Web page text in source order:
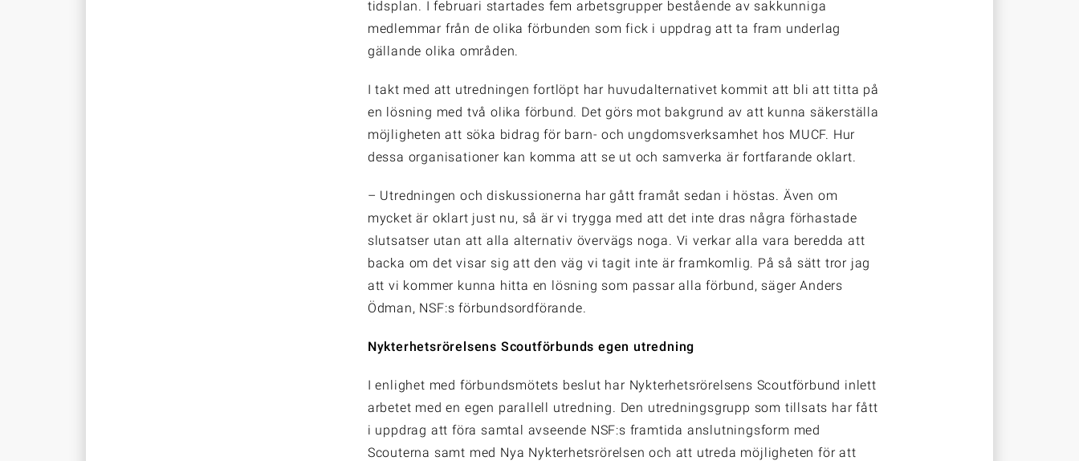
tidsplan. I februari startades fem arbetsgrupper bestående av sakkunniga
medlemmar från de olika förbunden som fick i uppdrag att ta fram underlag
gällande olika områden.
I takt med att utredningen fortlöpt har huvudalternativet kommit att bli att titta på
en lösning med två olika förbund. Det görs mot bakgrund av att kunna säkerställa
möjligheten att söka bidrag för barn- och ungdomsverksamhet hos MUCF. Hur
dessa organisationer kan komma att se ut och samverka är fortfarande oklart.
– Utredningen och diskussionerna har gått framåt sedan i höstas. Även om
mycket är oklart just nu, så är vi trygga med att det inte dras några förhastade
slutsatser utan att alla alternativ övervägs noga. Vi verkar alla vara beredda att
backa om det visar sig att den väg vi tagit inte är framkomlig. På så sätt tror jag
att vi kommer kunna hitta en lösning som passar alla förbund, säger Anders
Ödman, NSF:s förbundsordförande.
Nykterhetsrörelsens Scoutförbunds egen utredning
I enlighet med förbundsmötets beslut har Nykterhetsrörelsens Scoutförbund inlett
arbetet med en egen parallell utredning. Den utredningsgrupp som tillsats har fått
i uppdrag att föra samtal avseende NSF:s framtida anslutningsform med
Scouterna samt med Nya Nykterhetsrörelsen och att utreda möjligheten för att